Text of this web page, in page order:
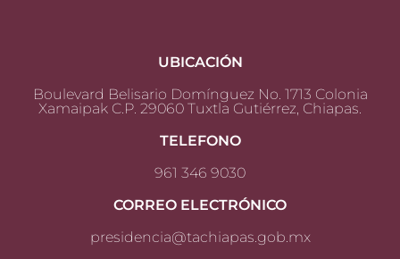
UBICACIÓN
Boulevard Belisario Domínguez No. 1713 Colonia
Xamaipak C.P. 29060 Tuxtla Gutiérrez, Chiapas.
TELEFONO
961 346 9030
CORREO ELECTRÓNICO
presidencia@tachiapas.gob.mx